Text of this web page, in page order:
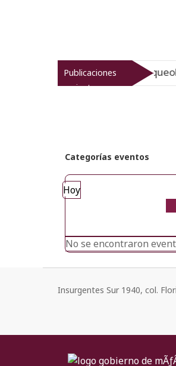
Publicaciones
recientes
revitaliza el patrimonio
Categorías eventos
Hoy
No se encontraron
Insurgentes Sur 1940, col.